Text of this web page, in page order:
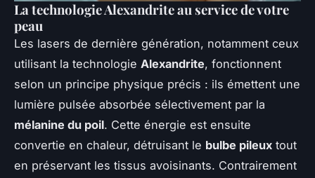
La technologie Alexandrite au service de votre
peau
Les lasers de dernière génération, notamment ceux
utilisant la technologie Alexandrite, fonctionnent
selon un principe physique précis : ils émettent une
lumière pulsée absorbée sélectivement par la
mélanine du poil. Cette énergie est ensuite
convertie en chaleur, détruisant le bulbe pileux tout
en préservant les tissus avoisinants. Contrairement